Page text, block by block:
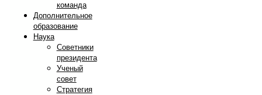
команда
Дополнительное
образование
Наука
Советники
президента
Ученый
совет
Стратегия